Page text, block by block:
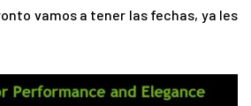
vamos a tener las fechas, ya les